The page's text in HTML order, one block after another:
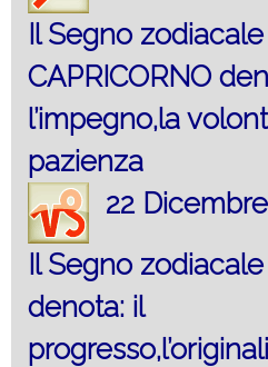
Il Segno
CAPRICORNO
l’impegno,la
pazienza
22
Il Segno zodiacale
denota: il